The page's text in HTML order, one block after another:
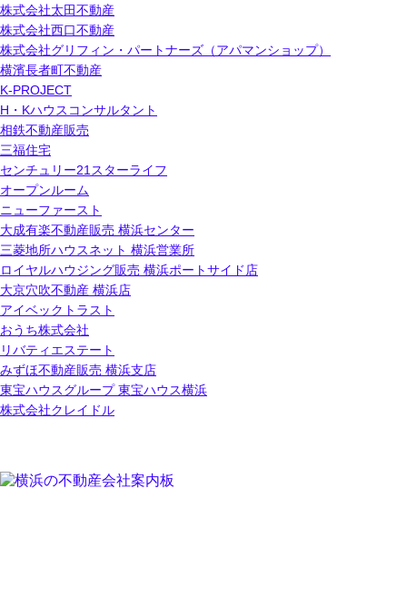
株式会社太田不動産
株式会社西口不動産
株式会社グリフィン・パートナーズ（アパマンショップ）
横濱長者町不動産
K-PROJECT
H・Kハウスコンサルタント
相鉄不動産販売
三福住宅
センチュリー21スターライフ
オープンルーム
ニューファースト
大成有楽不動産販売 横浜センター
三菱地所ハウスネット 横浜営業所
ロイヤルハウジング販売 横浜ポートサイド店
大京穴吹不動産 横浜店
アイベックトラスト
おうち株式会社
リバティエステート
みずほ不動産販売 横浜支店
東宝ハウスグループ 東宝ハウス横浜
株式会社クレイドル